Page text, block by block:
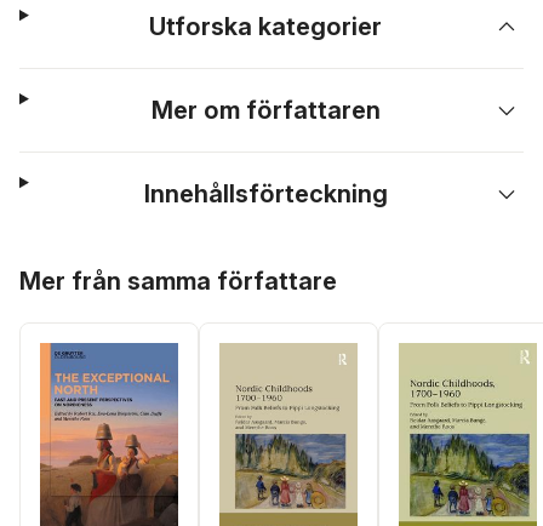
Utforska kategorier
Mer om författaren
Innehållsförteckning
Mer från samma författare